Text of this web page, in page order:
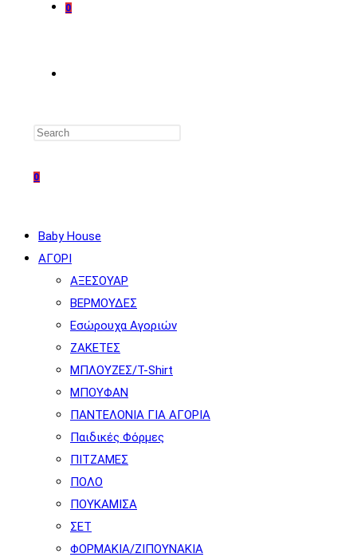
0
0
Baby House
ΑΓΟΡΙ
ΑΞΕΣΟΥΑΡ
ΒΕΡΜΟΥΔΕΣ
Εσώρουχα Αγοριών
ΖΑΚΕΤΕΣ
ΜΠΛΟΥΖΕΣ/T-Shirt
ΜΠΟΥΦΑΝ
ΠΑΝΤΕΛΟΝΙΑ ΓΙΑ ΑΓΟΡΙΑ
Παιδικές Φόρμες
ΠΙΤΖΑΜΕΣ
ΠΟΛΟ
ΠΟΥΚΑΜΙΣΑ
ΣΕΤ
ΦΟΡΜΑΚΙΑ/ΖΙΠΟΥΝΑΚΙΑ